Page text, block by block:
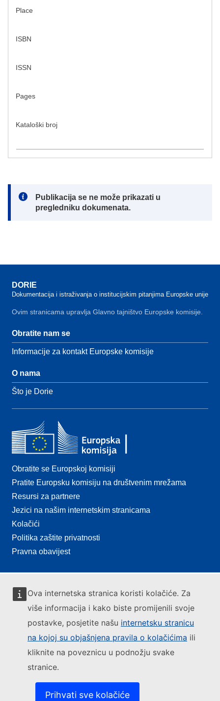
Ova internetska stranica koristi kolačiće. Za
više informacija i kako biste promijenili svoje
postavke, posjetite našu internetsku stranicu
na kojoj su objašnjena pravila o kolačićima ili
kliknite na poveznicu u podnožju svake
stranice.
Prihvati sve kolačiće
Place
ISBN
ISSN
Pages
Kataloški broj
Note:
Publikacija se ne može prikazati u
pregledniku dokumenata.
DORIE
Dokumentacija i istraživanja o institucijskim pitanjima Europske unije
Ovim stranicama upravlja Glavno tajništvo Europske komisije.
Obratite nam se
Informacije za kontakt Europske komisije
O nama
Što je Dorie
Obratite se Europskoj komisiji
Pratite Europsku komisiju na društvenim mrežama
Resursi za partnere
Jezici na našim internetskim stranicama
Kolačići
Politika zaštite privatnosti
Pravna obavijest